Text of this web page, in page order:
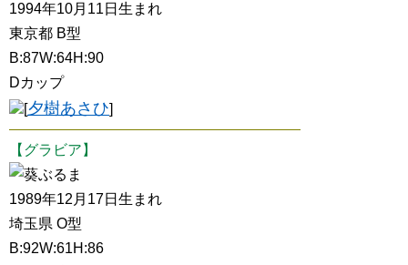
1994年10月11日生まれ
東京都 B型
B:87W:64H:90
Dカップ
[夕樹あさひ]
【グラビア】
葵ぶるま
1989年12月17日生まれ
埼玉県 O型
B:92W:61H:86